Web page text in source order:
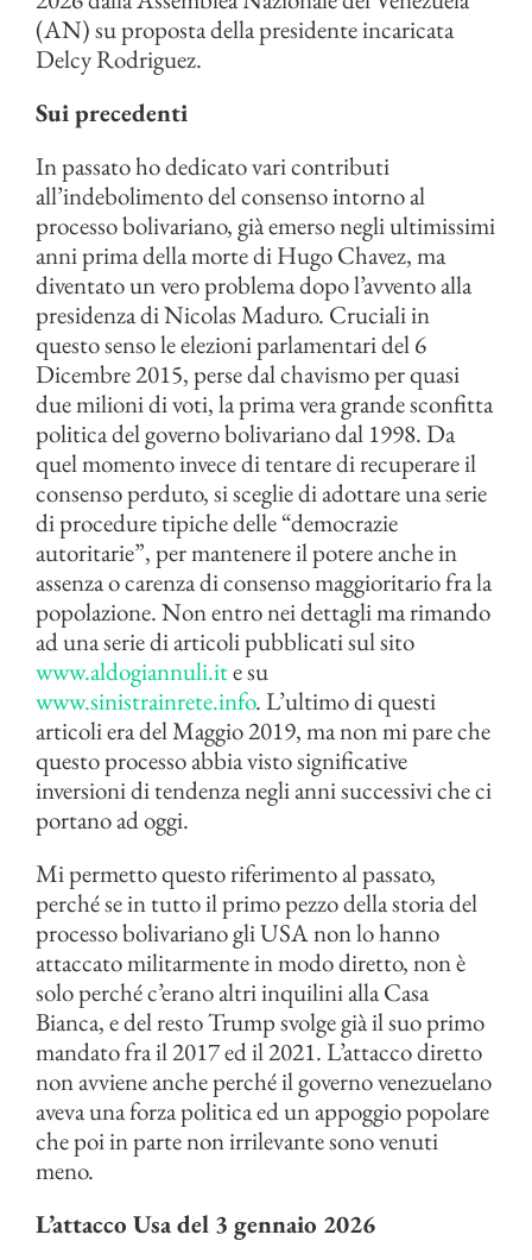
(AN) su proposta della presidente incaricata
Delcy Rodriguez.
Sui precedenti
In passato ho dedicato vari contributi
all’indebolimento del consenso intorno al
processo bolivariano, già emerso negli ultimissimi
anni prima della morte di Hugo Chavez, ma
diventato un vero problema dopo l’avvento alla
presidenza di Nicolas Maduro. Cruciali in
questo senso le elezioni parlamentari del 6
Dicembre 2015, perse dal chavismo per quasi
due milioni di voti, la prima vera grande sconfitta
politica del governo bolivariano dal 1998. Da
quel momento invece di tentare di recuperare il
consenso perduto, si sceglie di adottare una serie
di procedure tipiche delle “democrazie
autoritarie”, per mantenere il potere anche in
assenza o carenza di consenso maggioritario fra la
popolazione. Non entro nei dettagli ma rimando
ad una serie di articoli pubblicati sul sito
www.aldogiannuli.ite su
www.sinistrainrete.info. L’ultimo di questi
articoli era del Maggio 2019, ma non mi pare che
questo processo abbia visto significative
inversioni di tendenza negli anni successivi che ci
portano ad oggi.
Mi permetto questo riferimento al passato,
perché se in tutto il primo pezzo della storia del
processo bolivariano gli USA non lo hanno
attaccato militarmente in modo diretto, non è
solo perché c’erano altri inquilini alla Casa
Bianca, e del resto Trump svolge già il suo primo
mandato fra il 2017 ed il 2021. L’attacco diretto
non avviene anche perché il governo venezuelano
aveva una forza politica ed un appoggio popolare
che poi in parte non irrilevante sono venuti
meno.
L’attacco Usa del 3 gennaio 2026